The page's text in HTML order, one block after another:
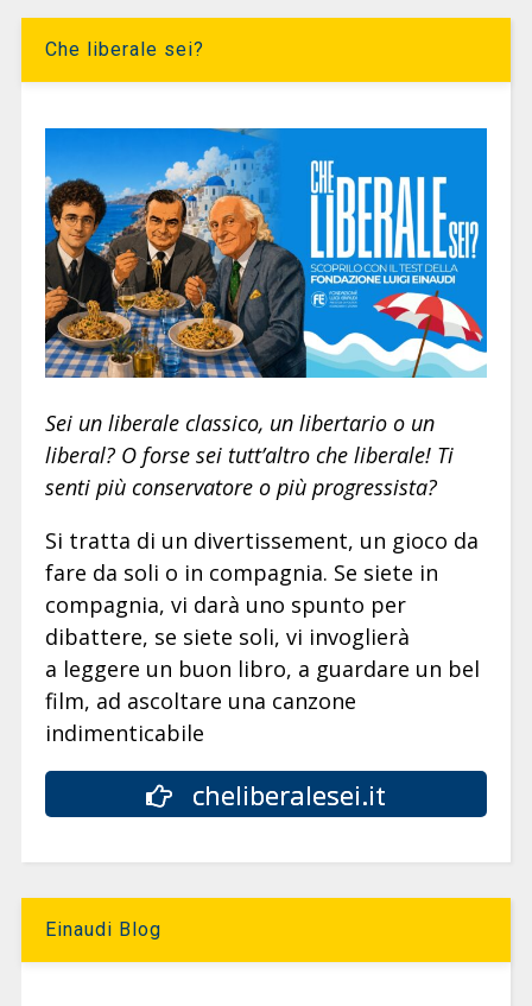
Che liberale sei?
Sei un liberale classico, un libertario o un
liberal? O forse sei tutt’altro che liberale! Ti
senti più conservatore o più progressista?
Si tratta di un divertissement, un gioco da
fare da soli o in compagnia. Se siete in
compagnia, vi darà uno spunto per
dibattere, se siete soli, vi invoglierà
a leggere un buon libro, a guardare un bel
film, ad ascoltare una canzone
indimenticabile
cheliberalesei.it
Einaudi Blog